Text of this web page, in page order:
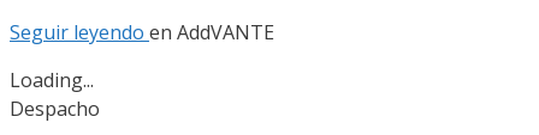
Seguir leyendo en AddVANTE
Loading...
Despacho